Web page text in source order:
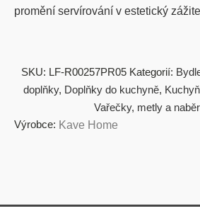
promění servírování v estetický
SKU: LF-R00257PR05 Kategorií:
doplňky, Doplňky do kuchyně,
Vařečky, metly a
Výrobce: Kave Home